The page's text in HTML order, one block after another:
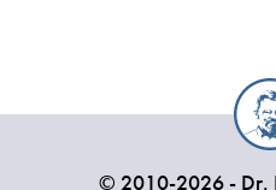
© 2010-2026 - Dr.